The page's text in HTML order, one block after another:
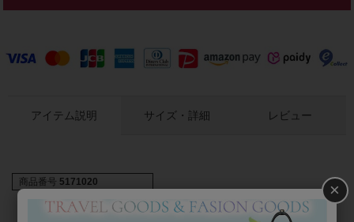
アイテム説明 サイズ・詳細 レビュー
商品番号 5171020 ×